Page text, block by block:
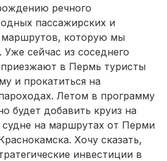
речного
пассажирских и
маршрутов, которую мы
сейчас из соседнего
приезжают в Пермь туристы
и прокатиться на
Летом в программу
будет добавить круиз на
судне на маршрутах от Перми
Хочу сказать,
инвестиции в